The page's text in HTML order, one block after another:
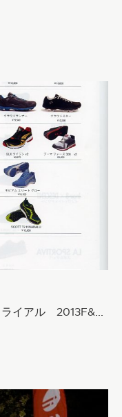
ライアル 2013F&...